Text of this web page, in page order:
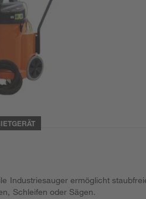
Industriesauger ermöglicht
Schleifen oder Sägen.